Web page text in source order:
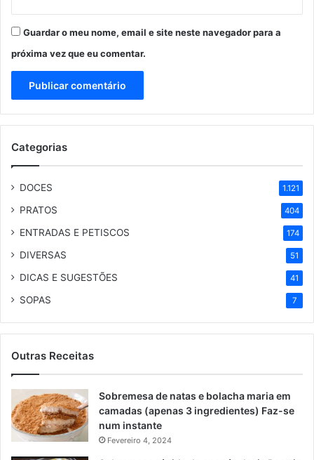
Guardar o meu nome, email e site neste navegador para a
próxima vez que eu comentar.
Categorias
DOCES 1.121
PRATOS 404
ENTRADAS E PETISCOS 174
DIVERSAS 51
DICAS E SUGESTÕES 41
SOPAS 7
Outras Receitas
Sobremesa de natas e bolacha maria em
camadas (apenas 3 ingredientes) Faz-se
num instante
Fevereiro 4, 2024